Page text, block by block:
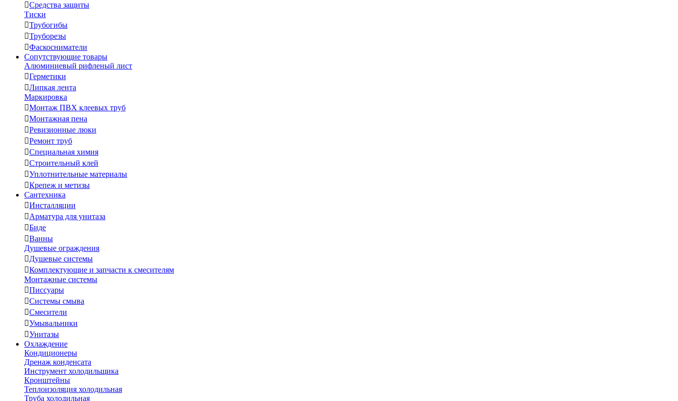
Средства защиты
Тиски
Трубогибы
Труборезы
Фаскосниматели
Сопутствующие товары
Алюминиевый рифленый лист
Герметики
Липкая лента
Маркировка
Монтаж ПВХ клеевых труб
Монтажная пена
Ревизионные люки
Ремонт труб
Специальная химия
Строительный клей
Уплотнительные материалы
Крепеж и метизы
Сантехника
Инсталляции
Арматура для унитаза
Биде
Ванны
Душевые ограждения
Душевые системы
Комплектующие и запчасти к смесителям
Монтажные системы
Писсуары
Системы смыва
Смесители
Умывальники
Унитазы
Охлаждение
Кондиционеры
Дренаж конденсата
Инструмент холодильщика
Кронштейны
Теплоизоляция холодильная
Труба холодильная